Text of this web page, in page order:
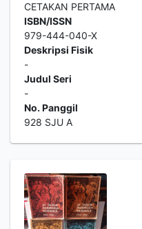
CETAKAN PERTAMA
ISBN/ISSN
979-444-040-X
Deskripsi Fisik
-
Judul Seri
-
No. Panggil
928 SJU A